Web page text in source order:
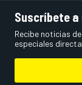
Suscríbete
Recibe noticias
especiales